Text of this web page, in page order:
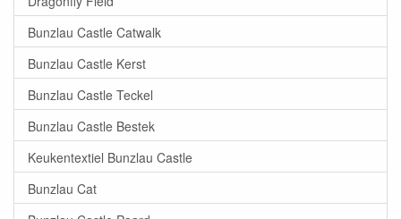
Bunzlau Castle Catwalk
Bunzlau Castle Kerst
Bunzlau Castle Teckel
Bunzlau Castle Bestek
Keukentextiel Bunzlau Castle
Bunzlau Cat